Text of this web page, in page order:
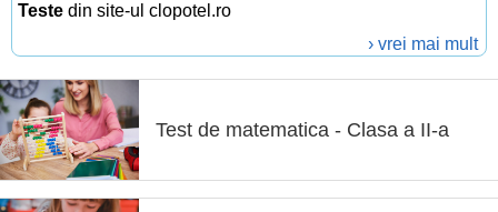
Teste din site-ul clopotel.ro
› vrei mai mult
Test de matematica - Clasa a II-a